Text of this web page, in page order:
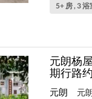
5+ 房 , 3 浴
元朗杨
期行路
元朗 元